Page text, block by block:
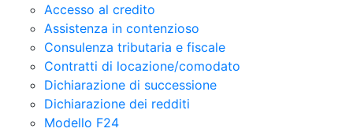
Accesso al credito
Assistenza in contenzioso
Consulenza tributaria e fiscale
Contratti di locazione/comodato
Dichiarazione di successione
Dichiarazione dei redditi
Modello F24